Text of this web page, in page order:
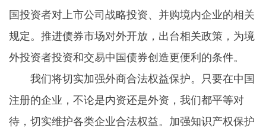
国投资者对上市公司战略投资、并购境内企业的相关
规定。推进债券市场对外开放，出台相关政策，为境
外投资者投资和交易中国债券创造更便利的条件。
我们将切实加强外商合法权益保护。只要在中国
注册的企业，不论是内资还是外资，我们都平等对
待，切实维护各类企业合法权益。加强知识产权保护